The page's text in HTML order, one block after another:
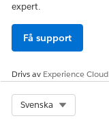
expert.
Få support
Drivs av Experience Cloud
Svenska